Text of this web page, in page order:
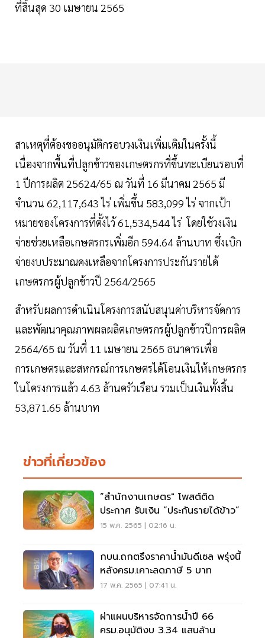
ที่สิ้นสุด 30 เมษายน 2565
สาเหตุที่ต้องขออนุมัติกรอบวงเงินเพิ่มเติมในครั้งนี้
เนื่องจากพื้นที่ปลูกข้าวของเกษตรกรที่ขึ้นทะเบียนรอบที่
1 ปีการผลิต 25624/65 ณ วันที่ 16 มีนาคม 2565 มี
จำนวน 62,117,643 ไร่ เพิ่มขึ้น 583,099 ไร่ จากเป้า
หมายของโครงการที่ตั้งไว้ 61,534,544 ไร่ โดยใช้วงเงิน
จ่ายช่วยเหลือเกษตรกรเพิ่มอีก 594.64 ล้านบาท ซึ่งเบิก
จ่ายงบประมาณคงเหลือจากโครงการประกันรายได้
เกษตรกรผู้ปลูกข้าวปี 2564/2565
สำหรับผลการดำเนินโครงการสนับสนุนค่าบริหารจัดการ
และพัฒนาคุณภาพผลผลิตเกษตรกรผู้ปลูกข้าวปีการผลิต
2564/65 ณ วันที่ 11 เมษายน 2565 ธนาคารเพื่อ
การเกษตรและสหกรณ์การเกษตรได้โอนเงินให้เกษตรกร
ในโครงการแล้ว 4.63 ล้านครัวเรือน รวมเป็นเงินทั้งสิ้น
53,871.65 ล้านบาท
ข่าวที่เกี่ยวข้อง
“สำนักงานเกษตร" โพสต์ติด
ประกาศ รับเงิน “ประกันรายได้ข้าว”
15 พ.ค. 2565 | 02:16 น.
กบน.ถกตรึงราคาน้ำมันดีเซล พรุ่งนี้
หลังครม.เคาะลดภาษี 5 บาท
17 พ.ค. 2565 | 07:41 น.
ผ่าแผนบริหารจัดการน้ำปี 66
ครม.อนุมัติงบ 3.34 แสนล้าน